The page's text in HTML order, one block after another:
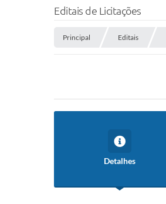
Editais de Licitações
Principal Editais
Detalhes